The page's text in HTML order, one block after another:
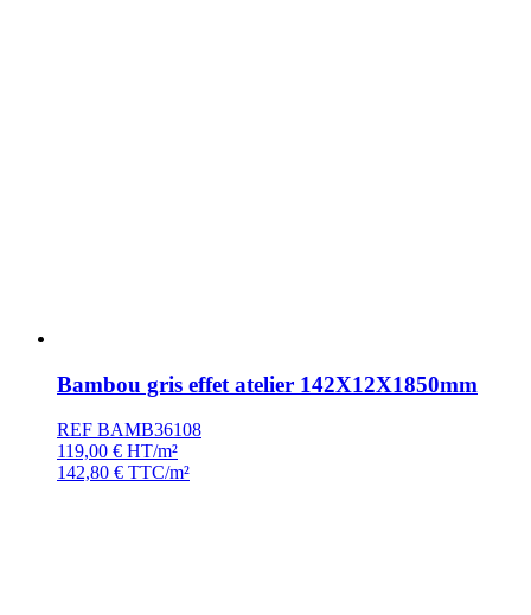
Bambou gris effet atelier 142X12X1850mm
REF BAMB36108
119,00 € HT/m²
142,80 € TTC/m²